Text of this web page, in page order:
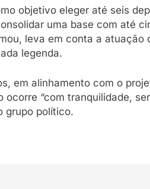
objetivo eleger até seis
uma base com até
leva em conta a atuação
legenda.
em alinhamento com o
“com tranquilidade,
grupo político.